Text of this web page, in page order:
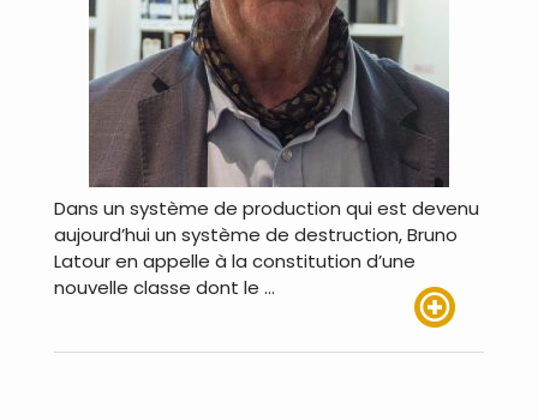
Dans un système de production qui est devenu
aujourd’hui un système de destruction, Bruno
Latour en appelle à la constitution d’une
nouvelle classe dont le …